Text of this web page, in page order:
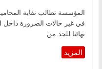
المؤسسة تطالب نقابة
في غير حالات الضرورة داخل
نهائيا للحد من